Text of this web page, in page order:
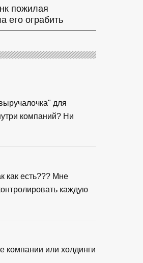
пожилая
его ограбить
для
компаний? Ни
как есть??? Мне
каждую
компании или холдинги